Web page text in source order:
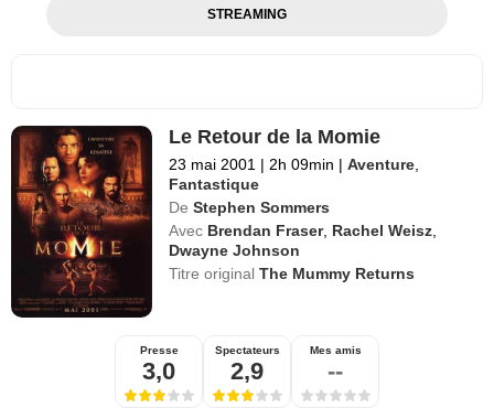
STREAMING
Le Retour de la Momie
23 mai 2001 | 2h 09min | Aventure
Fantastique
De Stephen Sommers
Avec Brendan Fraser, Rachel Weisz
Dwayne Johnson
Titre originalThe Mummy Returns
Presse
3,0
Spectateurs
2,9
Mes amis
--